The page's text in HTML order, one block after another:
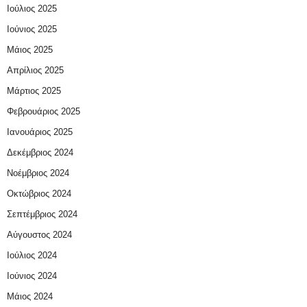
Ιούλιος 2025
Ιούνιος 2025
Μάιος 2025
Απρίλιος 2025
Μάρτιος 2025
Φεβρουάριος 2025
Ιανουάριος 2025
Δεκέμβριος 2024
Νοέμβριος 2024
Οκτώβριος 2024
Σεπτέμβριος 2024
Αύγουστος 2024
Ιούλιος 2024
Ιούνιος 2024
Μάιος 2024